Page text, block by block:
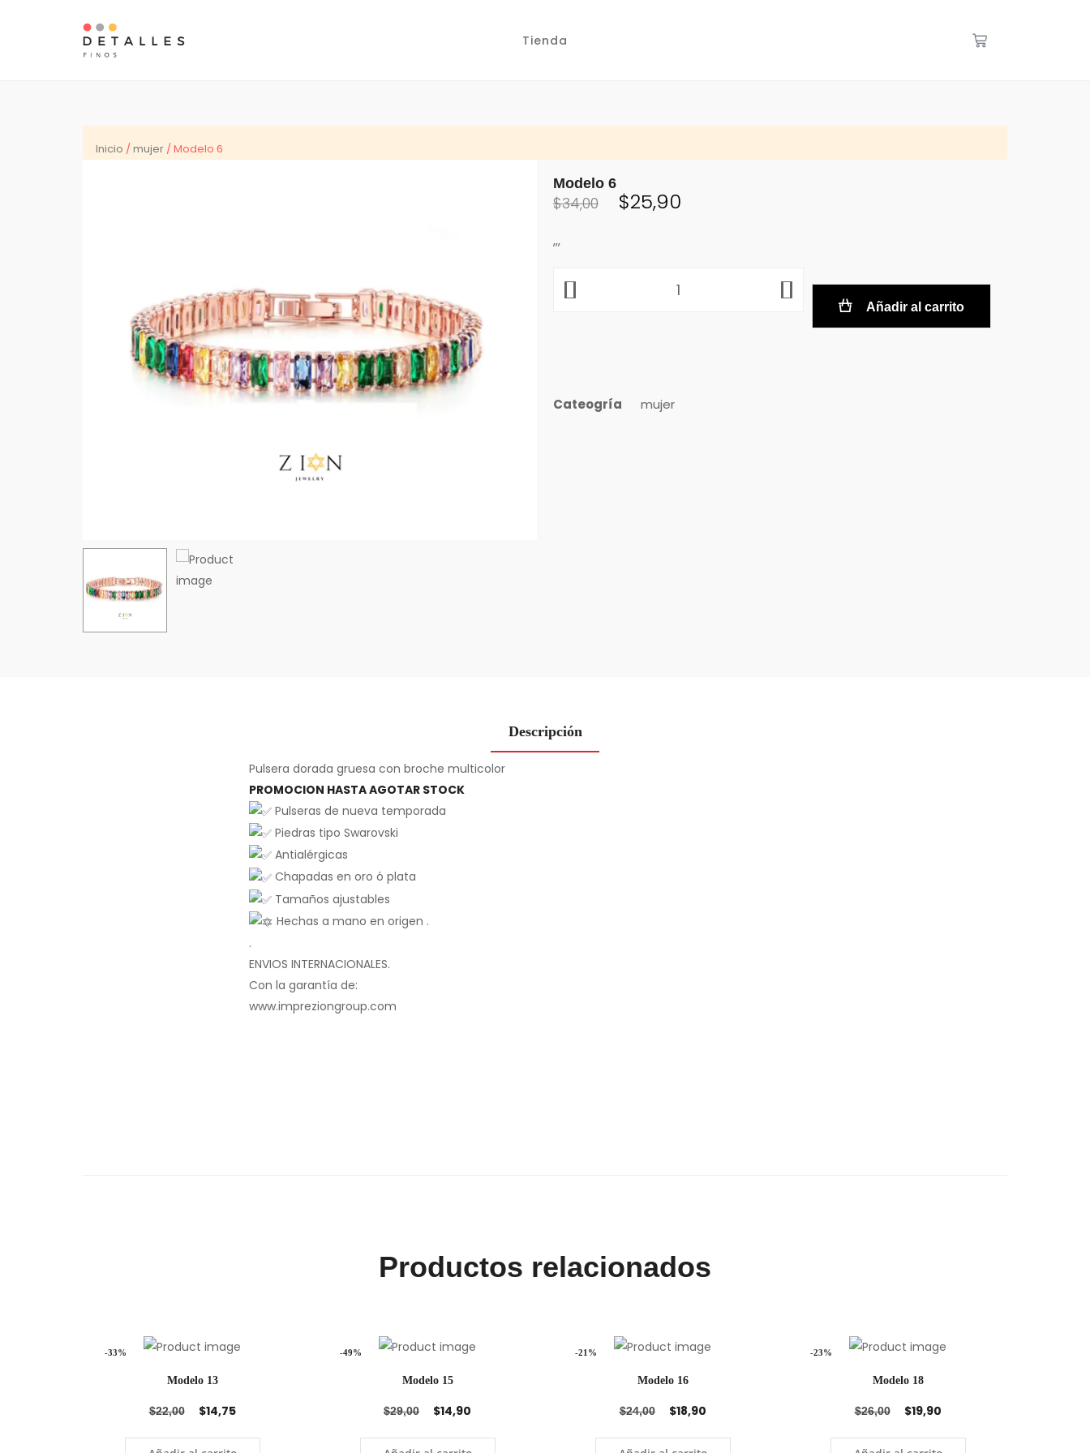
Tienda
Inicio /mujer / Modelo 6
Modelo 6
$34,00 $25,90
,,,
Añadir al carrito
Cateogría mujer
Descripción
Pulsera dorada gruesa con broche multicolor
PROMOCION HASTA AGOTAR STOCK
Pulseras de nueva temporada
Piedras tipo Swarovski
Antialérgicas
Chapadas en oro ó plata
Tamaños ajustables
Hechas a mano en origen .
.
ENVIOS INTERNACIONALES.
Con la garantía de:
www.impreziongroup.com
Productos relacionados
-33%
Modelo 13
$22,00 $14,75
-49%
Modelo 15
$29,00 $14,90
-21%
Modelo 16
$24,00 $18,90
-23%
Modelo 18
$26,00 $19,90